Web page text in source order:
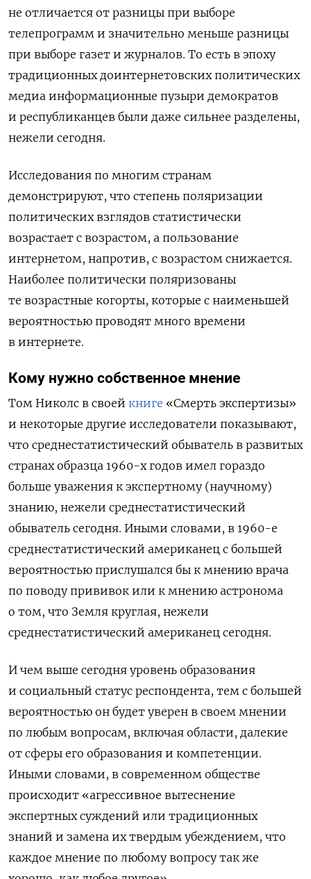
не отличается от разницы при выборе
телепрограмм и значительно меньше разницы
при выборе газет и журналов. То есть в эпоху
традиционных доинтернетовских политических
медиа информационные пузыри демократов
и республиканцев были даже сильнее разделены,
нежели сегодня.
Исследования по многим странам
демонстрируют, что степень поляризации
политических взглядов статистически
возрастает с возрастом, а пользование
интернетом, напротив, с возрастом снижается.
Наиболее политически поляризованы
те возрастные когорты, которые с наименьшей
вероятностью проводят много времени
в интернете.
Кому нужно собственное мнение
Том Николс в своей книге «Смерть экспертизы»
и некоторые другие исследователи показывают,
что среднестатистический обыватель в развитых
странах образца 1960-х годов имел гораздо
больше уважения к экспертному (научному)
знанию, нежели среднестатистический
обыватель сегодня. Иными словами, в 1960-е
среднестатистический американец с большей
вероятностью прислушался бы к мнению врача
по поводу прививок или к мнению астронома
о том, что Земля круглая, нежели
среднестатистический американец сегодня.
И чем выше сегодня уровень образования
и социальный статус респондента, тем с большей
вероятностью он будет уверен в своем мнении
по любым вопросам, включая области, далекие
от сферы его образования и компетенции.
Иными словами, в современном обществе
происходит «агрессивное вытеснение
экспертных суждений или традиционных
знаний и замена их твердым убеждением, что
каждое мнение по любому вопросу так же